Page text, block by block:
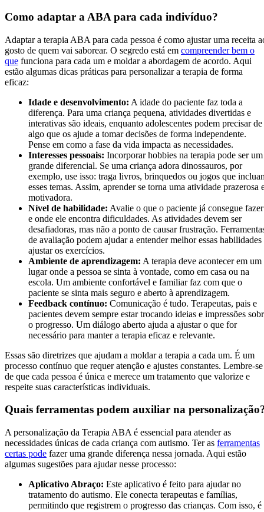
Como adaptar a ABA para cada indivíduo?
Adaptar a terapia ABA para cada pessoa é como ajustar uma receita
gosto de quem vai saborear. O segredo está em compreender bem o
que funciona para cada um e moldar a abordagem de acordo. Aqui
estão algumas dicas práticas para personalizar a terapia de forma
eficaz:
Idade e desenvolvimento: A idade do paciente faz toda a
diferença. Para uma criança pequena, atividades divertidas e
interativas são ideais, enquanto adolescentes podem precisar de
algo que os ajude a tomar decisões de forma independente.
Pense em como a fase da vida impacta as necessidades.
Interesses pessoais: Incorporar hobbies na terapia pode ser um
grande diferencial. Se uma criança adora dinossauros, por
exemplo, use isso: traga livros, brinquedos ou jogos que
esses temas. Assim, aprender se torna uma atividade prazerosa
motivadora.
Nível de habilidade: Avalie o que o paciente já consegue fazer
e onde ele encontra dificuldades. As atividades devem ser
desafiadoras, mas não a ponto de causar frustração.
de avaliação podem ajudar a entender melhor essas habilidades
ajustar os exercícios.
Ambiente de aprendizagem: A terapia deve acontecer em um
lugar onde a pessoa se sinta à vontade, como em casa ou na
escola. Um ambiente confortável e familiar faz com que o
paciente se sinta mais seguro e aberto à aprendizagem.
Feedback contínuo: Comunicação é tudo. Terapeutas, pais e
pacientes devem sempre estar trocando ideias e impressões
o progresso. Um diálogo aberto ajuda a ajustar o que for
necessário para manter a terapia eficaz e relevante.
Essas são diretrizes que ajudam a moldar a terapia a cada um. É um
processo contínuo que requer atenção e ajustes constantes. Lembre-se
de que cada pessoa é única e merece um tratamento que valorize e
respeite suas características individuais.
Quais ferramentas podem auxiliar na
A personalização da Terapia ABA é essencial para atender as
necessidades únicas de cada criança com autismo. Ter as ferramentas
certas pode fazer uma grande diferença nessa jornada. Aqui estão
algumas sugestões para ajudar nesse processo:
Aplicativo Abraço: Este aplicativo é feito para ajudar no
tratamento do autismo. Ele conecta terapeutas e famílias,
permitindo que registrem o progresso das crianças. Com isso, é